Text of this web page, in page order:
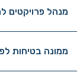
מנהל פרויקטים
ממונה בטיחות